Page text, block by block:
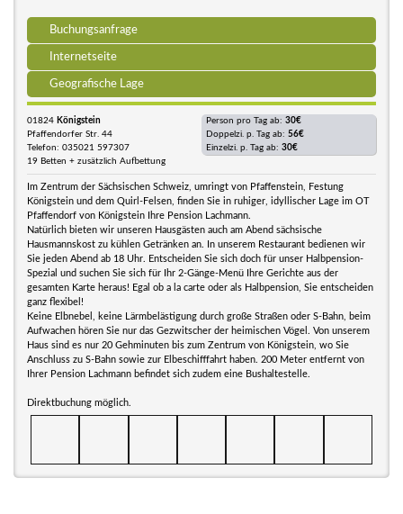
Buchungsanfrage
Internetseite
Geografische Lage
01824 Königstein
Pfaffendorfer Str. 44
Telefon: 035021 597307
19 Betten + zusätzlich Aufbettung
Person pro Tag ab: 30€
Doppelzi. p. Tag ab: 56€
Einzelzi. p. Tag ab: 30€
Im Zentrum der Sächsischen Schweiz, umringt von Pfaffenstein, Festung
Königstein und dem Quirl-Felsen, finden Sie in ruhiger, idyllischer Lage im OT
Pfaffendorf von Königstein Ihre Pension Lachmann.
Natürlich bieten wir unseren Hausgästen auch am Abend sächsische
Hausmannskost zu kühlen Getränken an. In unserem Restaurant bedienen wir
Sie jeden Abend ab 18 Uhr. Entscheiden Sie sich doch für unser Halbpension-
Spezial und suchen Sie sich für Ihr 2-Gänge-Menü Ihre Gerichte aus der
gesamten Karte heraus! Egal ob a la carte oder als Halbpension, Sie entscheiden
ganz flexibel!
Keine Elbnebel, keine Lärmbelästigung durch große Straßen oder S-Bahn, beim
Aufwachen hören Sie nur das Gezwitscher der heimischen Vögel. Von unserem
Haus sind es nur 20 Gehminuten bis zum Zentrum von Königstein, wo Sie
Anschluss zu S-Bahn sowie zur Elbeschifffahrt haben. 200 Meter entfernt von
Ihrer Pension Lachmann befindet sich zudem eine Bushaltestelle.
Direktbuchung möglich.